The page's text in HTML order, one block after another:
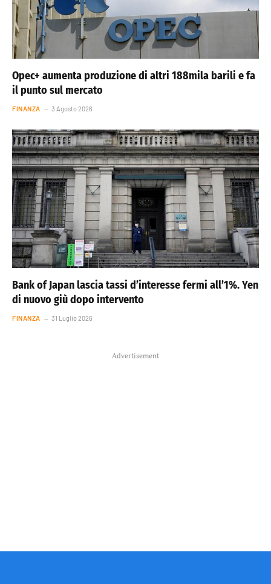
Opec+ aumenta produzione di altri 188mila barili e fa
il punto sul mercato
FINANZA 3 Agosto 2026
Bank of Japan lascia tassi d’interesse fermi all’1%. Yen
di nuovo giù dopo intervento
FINANZA 31 Luglio 2026
Advertisement